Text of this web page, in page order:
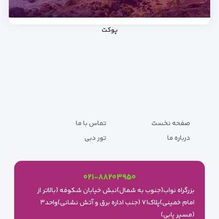
پوکت
صفحه نخست
درباره ما
تماس با ما
تور دبی
۰۲۱-۸۸۲۰۳۹۵۰
بزرگراه نواب(جنوب به شمال)نبش خیابان شکوفه (بالاتر از
امام خمینی)پلاک۷۱ (جنب اداره برق و آتش نشانی)واحد۳
(مسیر یابی)